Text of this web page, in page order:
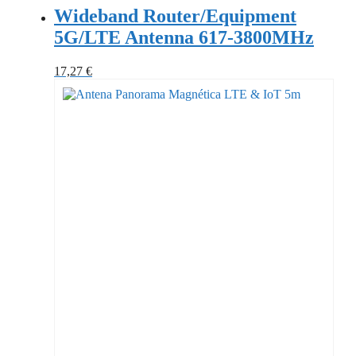
Wideband Router/Equipment
5G/LTE Antenna 617-3800MHz
17,27 €